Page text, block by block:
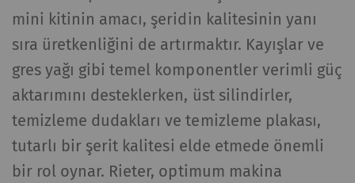
mini kitinin amacı, şeridin kalitesinin yanı
sıra üretkenliğini de artırmaktır. Kayışlar ve
gres yağı gibi temel komponentler verimli güç
aktarımını desteklerken, üst silindirler,
temizleme dudakları ve temizleme plakası,
tutarlı bir şerit kalitesi elde etmede önemli
bir rol oynar. Rieter, optimum makina